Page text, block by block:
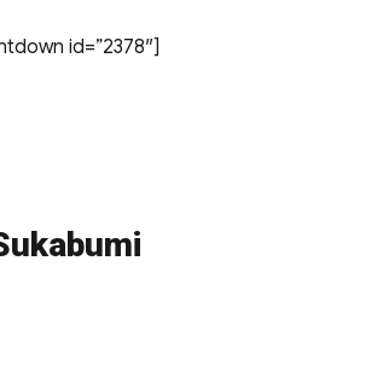
id=”2378″]